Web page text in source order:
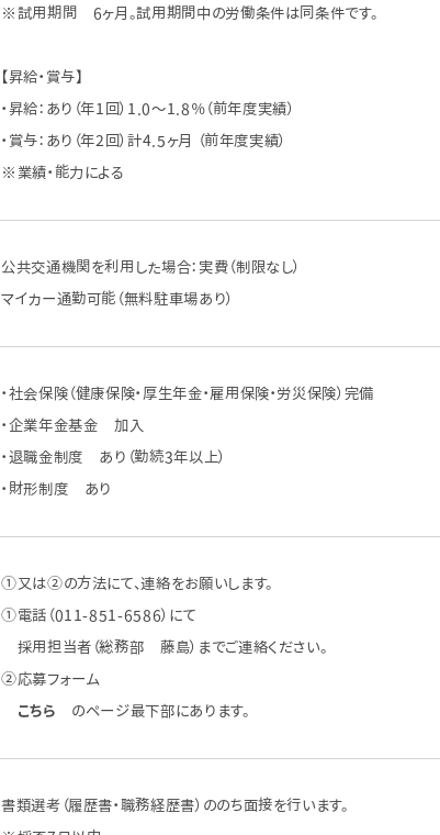
※試用期間 6ヶ月。試用期間中の労働条件は同条件です。
【昇給・賞与】
・昇給：あり（年1回）1.0～1.8％（前年度実績）
・賞与：あり（年2回）計4.5ヶ月 （前年度実績）
※業績・能力による
公共交通機関を利用した場合：実費（制限なし）
マイカー通勤可能（無料駐車場あり）
・社会保険（健康保険・厚生年金・雇用保険・労災保険）完備
・企業年金基金 加入
・退職金制度 あり（勤続3年以上）
・財形制度 あり
①又は②の方法にて、連絡をお願いします。
①電話（011-851-6586）にて
採用担当者（総務部 藤島）までご連絡ください。
②応募フォーム
こちら のページ最下部にあります。
書類選考（履歴書・職務経歴書）ののち面接を行います。